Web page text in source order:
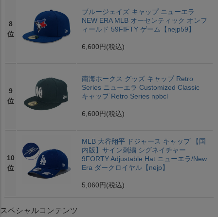
8
位
ブルージェイズ キャップ ニューエラ
NEW ERA MLB オーセンティック オンフ
ィールド 59FIFTY ゲーム【nejp59】
6,600円 (税込)
9
位
南海ホークス グッズ キャップ Retro
Series ニューエラ Customized Classic
キャップ Retro Series npbcl
6,600円 (税込)
10
位
MLB 大谷翔平 ドジャース キャップ 【国
内版】サイン刺繍 シグネイチャー
9FORTY Adjustable Hat ニューエラ/New
Era ダークロイヤル【nejp】
5,060円 (税込)
スペシャルコンテンツ